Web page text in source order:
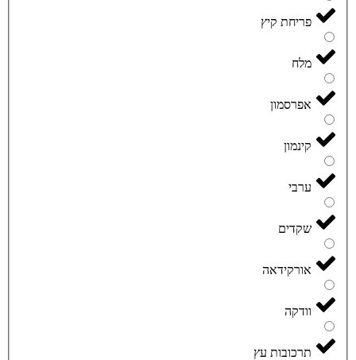
פריחת קיץ
מלח
אפרסמון
קינמון
ערבי
שקדים
אורקידאה
וודקה
תרכובות עץ